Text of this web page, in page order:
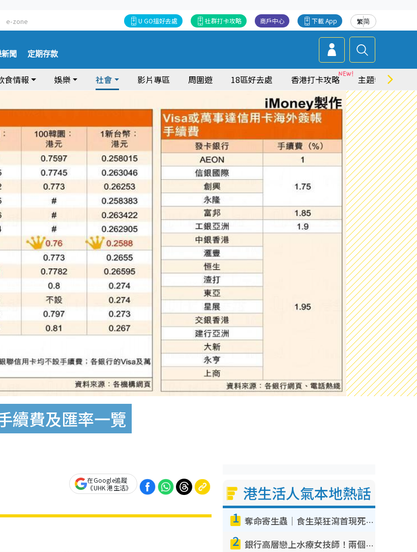
e-zone 繁简
下載 App
商戶中心
社群打卡攻略
U GO搵好去處
聞 定期存款
食情報 娛樂 社會 影片專區 周圍遊 18區好去處 香港打卡攻略 主題特集
續費及匯率一覽
在Google追蹤
《UHK 港生活》
港生活人氣本地熱話
1 奪命寄生蟲｜食生菜狂瀉首現死者！疫潮惡化錄1.8萬宗病例 揭洗菜3大謬誤
2 銀行高層戀上水療女技師！兩個月借128萬驚覺「沉船」沉落火海 揭背後疑似邪教操控賣淫